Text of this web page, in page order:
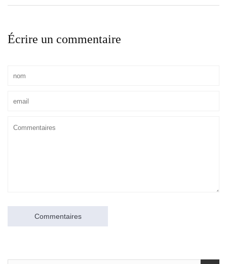
Écrire un commentaire
Commentaires